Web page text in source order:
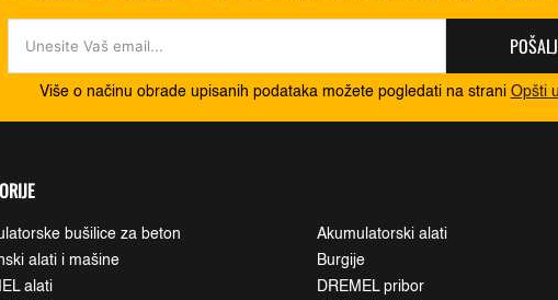
Više o načinu obrade upisanih podataka možete pogledati na strani Opšti
bušilice za beton
Akumulatorski alati
alati i mašine
Burgije
alati
DREMEL pribor